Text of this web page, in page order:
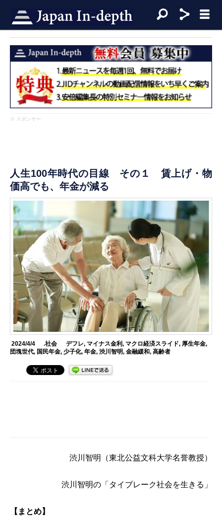
※ スポンサー
人生100年時代の目線 その１ 賃上げ・物
価高でも、年金が減る
2024/4/4 .社会 デフレ, マイナス金利, マクロ経済スライド, 厚生年金,
団塊世代, 国民年金,少子化,年金,渋川智明,金融緩和,高齢者
渋川智明 （東北公益文科大学名誉教授）
渋川智明の「タイブレーク社会を生きる」
【まとめ】